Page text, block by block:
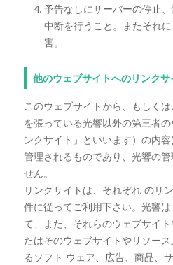
予告なしにサーバーの停止
中断を行うこと。またそれ
害。
他のウェブサイトへのリンク
このウェブサイトから、もしく
を張っている光響以外の第三者
ンクサイト」といいます）の内
管理されるものであり、光響の
せん。
リンクサイトは、それぞれ のリ
件に従ってご利用下さい。光響
て、また、それらのウェブサイ
たはそのウェブサイトやリソー
るソフト ウェア、広告、商品、